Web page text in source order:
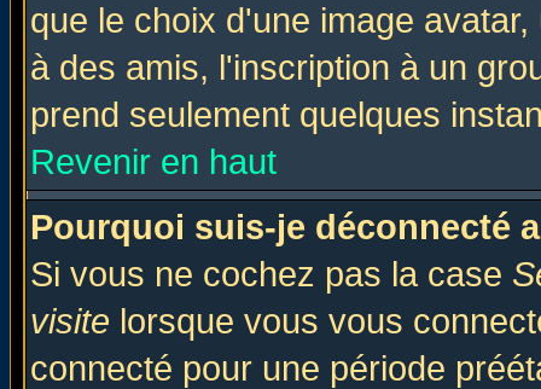
que le choix d'une image
à des amis, l'inscription à un
prend seulement quelques
Revenir en haut
Pourquoi suis-je déconnecté
Si vous ne cochez pas la case
visite lorsque vous vous
connecté pour une période